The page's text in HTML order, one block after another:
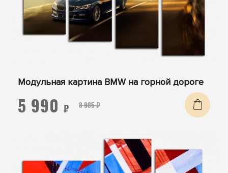
Модульная картина BMW на горной дороге
8 985 ₽
5 990 ₽